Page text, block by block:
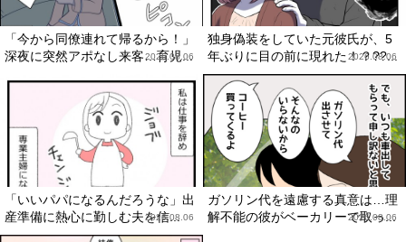
「今から同僚連れて帰るから！」
深夜に突然アポなし来客…育児...
2026.08.06
独身偽装をしていた元彼氏が、5
年ぶりに目の前に現れた！？??...
2026.08.06
「いいパパになるんだろうな」出
産準備に熱心に勤しむ夫を信...
2026.08.06
ガソリン代を遠慮する真意は…理
解不能の彼がベーカリーで取っ...
2026.08.06